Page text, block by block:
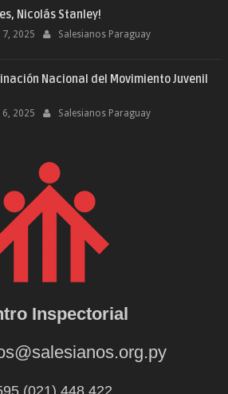
Nicolás Stanley!
2025 Salesianos Paraguay
Nacional del Movimiento Juvenil
2025 Salesianos Paraguay
Inspectorial
(021) 448.422